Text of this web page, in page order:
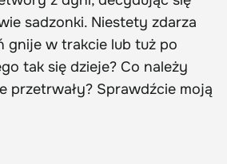
sadzonki. Niestety zdarza
gnije w trakcie lub tuż po
tak się dzieje? Co należy
przetrwały? Sprawdźcie moją